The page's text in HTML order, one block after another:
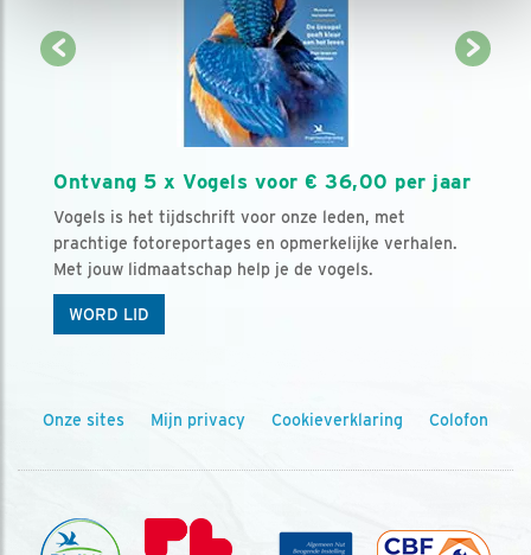
Ontvang 5 x Vogels voor € 36,00 per jaar
Vogels is het tijdschrift voor onze leden, met
prachtige fotoreportages en opmerkelijke verhalen.
Met jouw lidmaatschap help je de vogels.
WORD LID
Onze sites Mijn privacy Cookieverklaring Colofon